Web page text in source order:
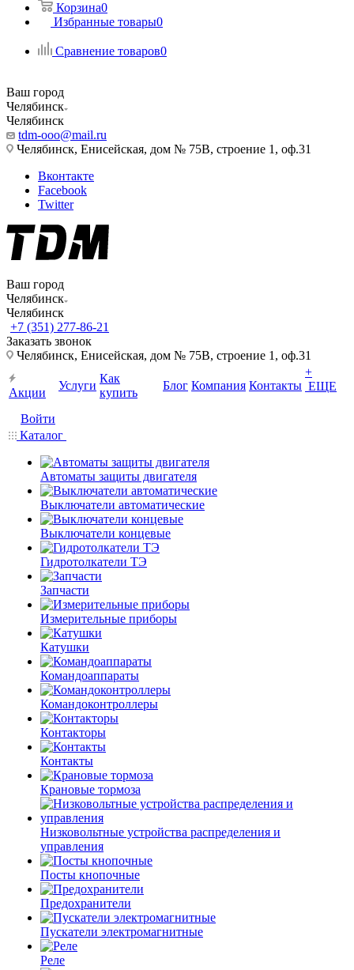
Корзина0
Избранные товары0
Сравнение товаров0
Ваш город
Челябинск
Челябинск
tdm-ooo@mail.ru
Челябинск, Енисейская, дом № 75В, строение 1, оф.31
Вконтакте
Facebook
Twitter
Ваш город
Челябинск
Челябинск
+7 (351) 277-86-21
Заказать звонок
Челябинск, Енисейская, дом № 75В, строение 1, оф.31
Акции
Услуги
Как
купить
Блог Компания Контакты
+
ЕЩЕ
Войти
Каталог
Автоматы защиты двигателя
Выключатели автоматические
Выключатели концевые
Гидротолкатели ТЭ
Запчасти
Измерительные приборы
Катушки
Командоаппараты
Командоконтроллеры
Контакторы
Контакты
Крановые тормоза
Низковольтные устройства распределения и
управления
Посты кнопочные
Предохранители
Пускатели электромагнитные
Реле